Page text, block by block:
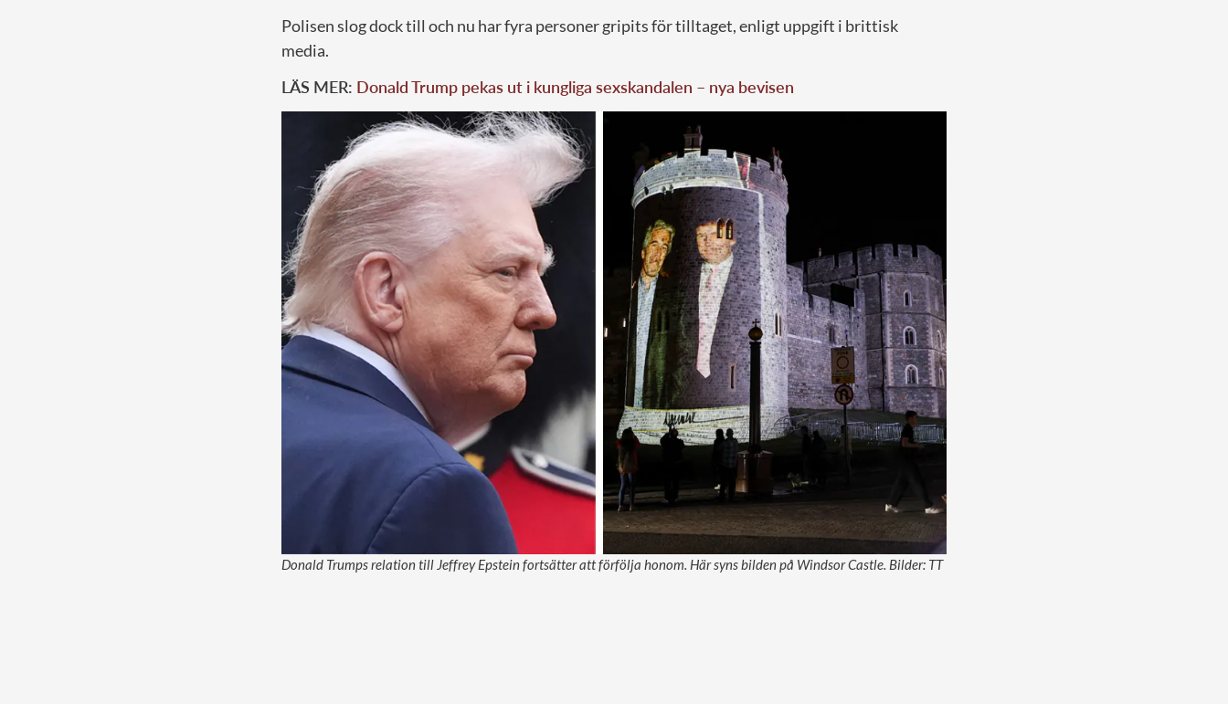
Polisen slog dock till och nu har fyra personer gripits för tilltaget, enligt uppgift i brittisk
media.
LÄS MER: Donald Trump pekas ut i kungliga sexskandalen – nya bevisen
Donald Trumps relation till Jeffrey Epstein fortsätter att förfölja honom. Här syns bilden på Windsor Castle. Bilder: TT